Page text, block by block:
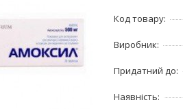
Код товару:
Виробник:
Придатний до:
Наявність: